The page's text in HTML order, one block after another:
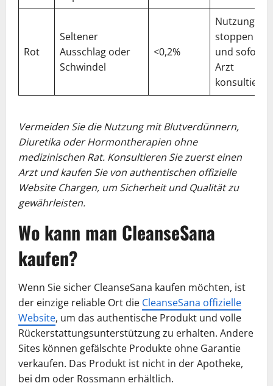
Rot
Seltener
Ausschlag oder
Schwindel
<0,2%
Nutzung
stoppen
und sofort
Arzt
konsultieren
Vermeiden Sie die Nutzung mit Blutverdünnern,
Diuretika oder Hormontherapien ohne
medizinischen Rat. Konsultieren Sie zuerst einen
Arzt und kaufen Sie von authentischen offizielle
Website Chargen, um Sicherheit und Qualität zu
gewährleisten.
Wo kann man CleanseSana
kaufen?
Wenn Sie sicher CleanseSana kaufen möchten, ist
der einzige reliable Ort die CleanseSana offizielle
Website, um das authentische Produkt und volle
Rückerstattungsunterstützung zu erhalten. Andere
Sites können gefälschte Produkte ohne Garantie
verkaufen. Das Produkt ist nicht in der Apotheke,
bei dm oder Rossmann erhältlich.